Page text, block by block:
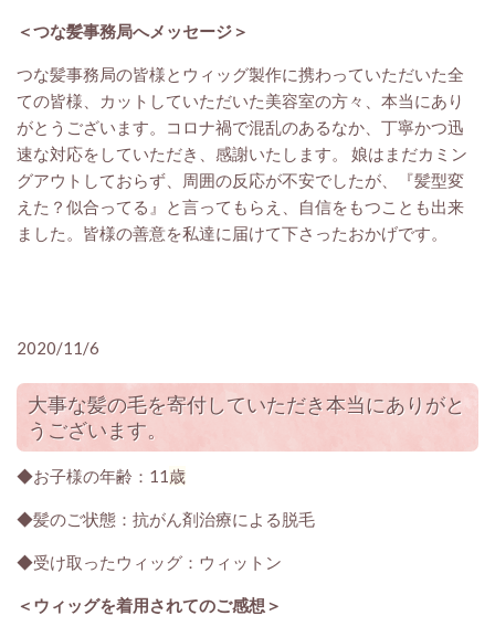
＜つな髪事務局へメッセージ＞
つな髪事務局の皆様とウィッグ製作に携わっていただいた全
ての皆様、カットしていただいた美容室の方々、本当にあり
がとうございます。コロナ禍で混乱のあるなか、丁寧かつ迅
速な対応をしていただき、感謝いたします。 娘はまだカミン
グアウトしておらず、周囲の反応が不安でしたが、『髪型変
えた？似合ってる』と言ってもらえ、自信をもつことも出来
ました。皆様の善意を私達に届けて下さったおかげです。
2020/11/6
大事な髪の毛を寄付していただき本当にありがと
うございます。
◆お子様の年齢：11歳
◆髪のご状態：抗がん剤治療による脱毛
◆受け取ったウィッグ：ウィットン
＜ウィッグを着用されてのご感想＞